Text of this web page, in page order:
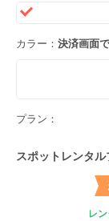
カラー： 決済画面
プラン：
スポットレンタル
レ